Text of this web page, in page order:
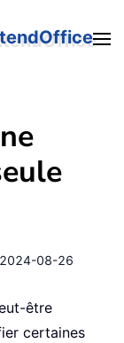
2024-08-26
être
certaines